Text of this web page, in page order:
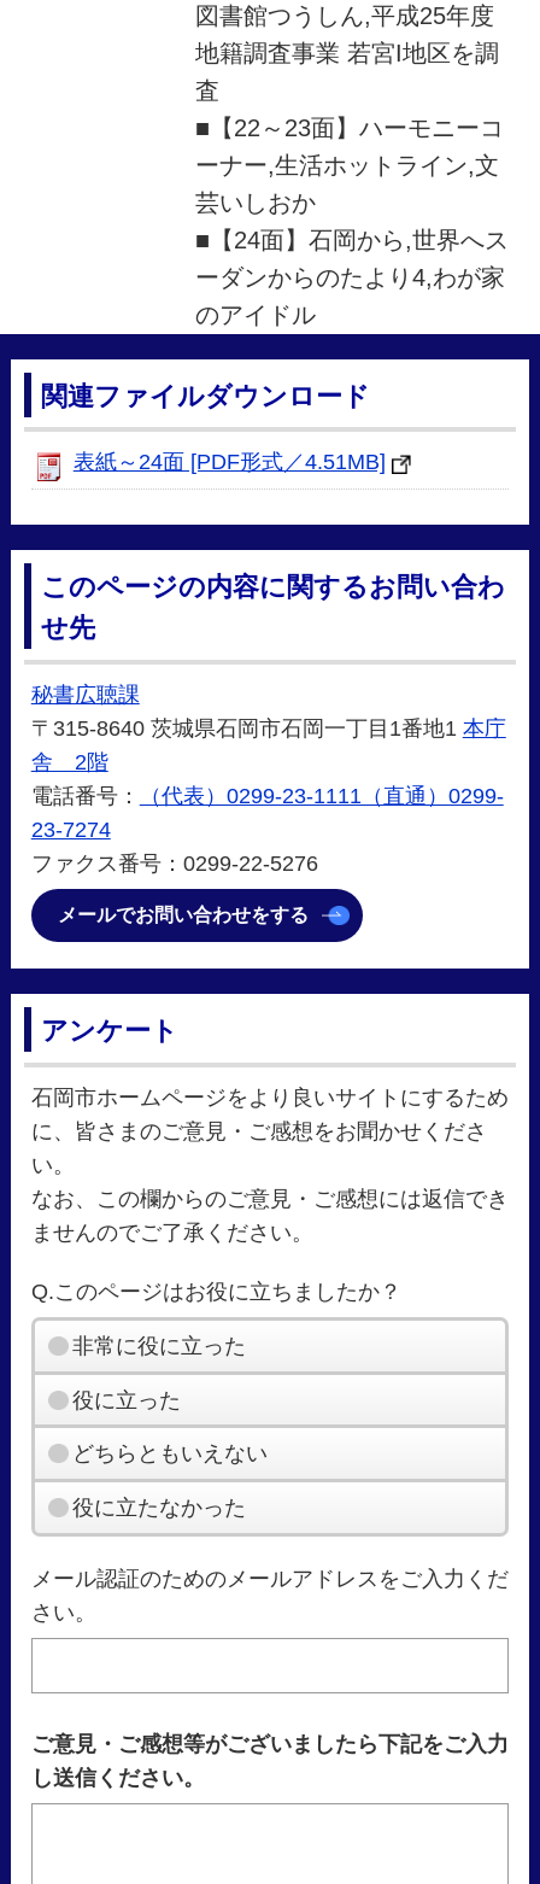
図書館つうしん,平成25年度
地籍調査事業 若宮I地区を調
査
■【22～23面】ハーモニーコ
ーナー,生活ホットライン,文
芸いしおか
■【24面】石岡から,世界へス
ーダンからのたより4,わが家
のアイドル
関連ファイルダウンロード
表紙～24面 [PDF形式／4.51MB]
このページの内容に関するお問い合わ
せ先
秘書広聴課
〒315-8640 茨城県石岡市石岡一丁目1番地1 本庁
舎 2階
電話番号：
（代表）0299-23-1111（直通）0299-
23-7274
ファクス番号：0299-22-5276
メールでお問い合わせをする
アンケート
石岡市ホームページをより良いサイトにするため
に、皆さまのご意見・ご感想をお聞かせくださ
い。
なお、この欄からのご意見・ご感想には返信でき
ませんのでご了承ください。
Q.このページはお役に立ちましたか？
非常に役に立った
役に立った
どちらともいえない
役に立たなかった
メール認証のためのメールアドレスをご入力くだ
さい。
ご意見・ご感想等がございましたら下記をご入力
し送信ください。